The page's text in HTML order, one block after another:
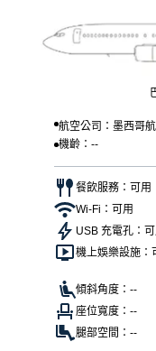
航空公司：墨西哥
機齡：--
餐飲服務：可用
Wi-Fi：可用
USB 充電孔：可
機上娛樂設施：
傾斜角度：--
座位寬度：--
腿部空間：--